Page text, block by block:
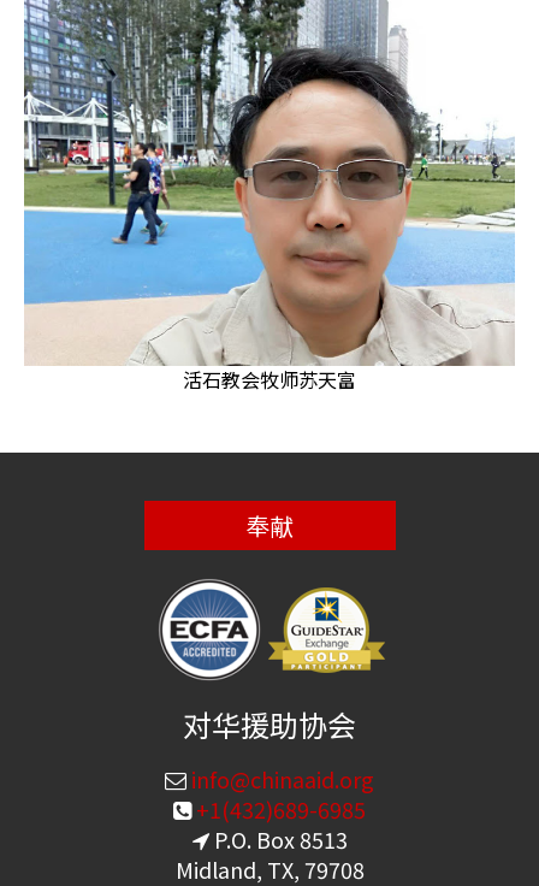
活石教会牧师苏天富
奉献
对华援助协会
info@chinaaid.org
+1(432)689-6985
P.O. Box 8513
Midland, TX, 79708